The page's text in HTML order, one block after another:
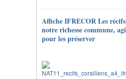
Affiche IFRECOR Les
notre richesse commune,
pour les préserver